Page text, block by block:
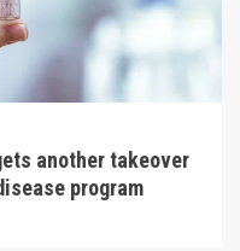
another takeover
program